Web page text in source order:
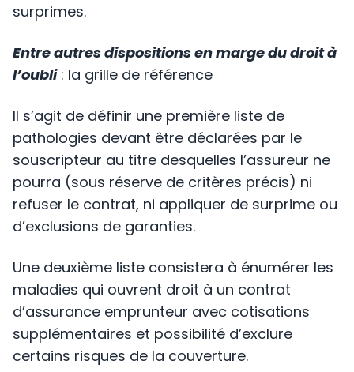
surprimes.
Entre autres dispositions en marge du droit à
l’oubli: la grille de référence
Il s’agit de définir une première liste de
pathologies devant être déclarées par le
souscripteur au titre desquelles l’assureur ne
pourra (sous réserve de critères précis) ni
refuser le contrat, ni appliquer de surprime ou
d’exclusions de garanties.
Une deuxième liste consistera à énumérer les
maladies qui ouvrent droit à un contrat
d’assurance emprunteur avec cotisations
supplémentaires et possibilité d’exclure
certains risques de la couverture.